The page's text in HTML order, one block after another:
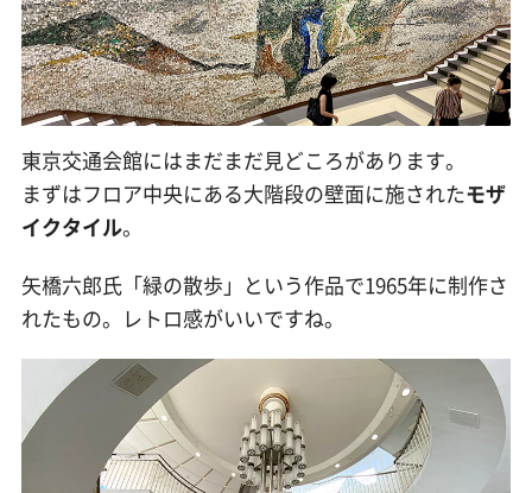
東京交通会館にはまだまだ見どころがあります。
まずはフロア中央にある大階段の壁面に施されたモザ
イクタイル。
矢橋六郎氏「緑の散歩」という作品で1965年に制作さ
れたもの。レトロ感がいいですね。